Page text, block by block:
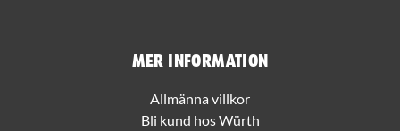
Mer information
Allmänna villkor
Bli kund hos Würth